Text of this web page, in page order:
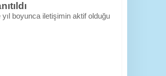
boyunca iletişimin aktif olduğu